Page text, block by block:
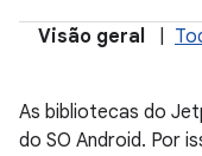
Visão geral
As bibliotecas do
do SO Android. Por